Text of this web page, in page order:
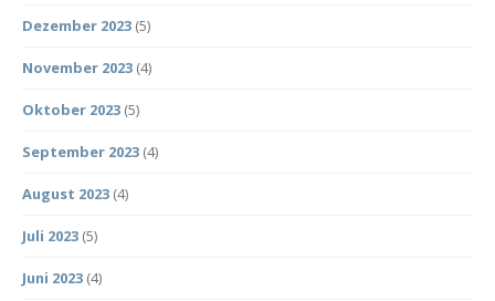
Dezember 2023 (5)
November 2023 (4)
Oktober 2023 (5)
September 2023 (4)
August 2023 (4)
Juli 2023 (5)
Juni 2023 (4)